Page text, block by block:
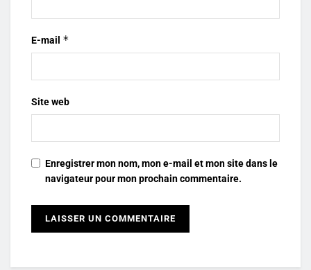
E-mail *
Site web
Enregistrer mon nom, mon e-mail et mon site dans le
navigateur pour mon prochain commentaire.